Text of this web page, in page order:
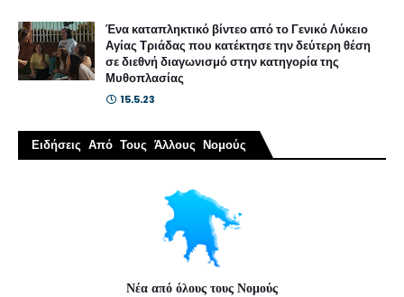
Ένα καταπληκτικό βίντεο από το Γενικό Λύκειο
Αγίας Τριάδας που κατέκτησε την δεύτερη θέση
σε διεθνή διαγωνισμό στην κατηγορία της
Μυθοπλασίας
15.5.23
Ειδήσεις Από Τους Άλλους Νομούς
Νέα από όλους τους Νομούς